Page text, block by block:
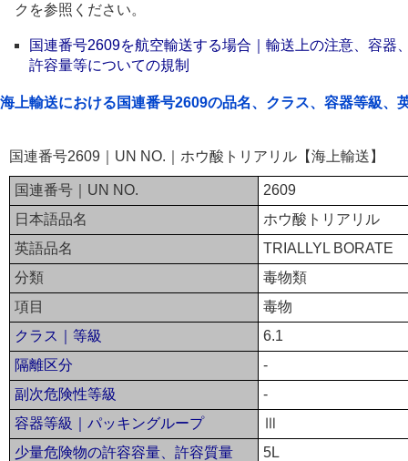
クを参照ください。
国連番号2609を航空輸送する場合｜輸送上の注意、容器
許容量等についての規制
海上輸送における国連番号2609の品名、クラス、容器等級、
国連番号2609｜UN NO.｜ホウ酸トリアリル【海上輸送】
国連番号｜UN NO.
2609
日本語品名
ホウ酸トリアリル
英語品名
TRIALLYL BORATE
分類
毒物類
項目
毒物
クラス｜等級
6.1
隔離区分
-
副次危険性等級
-
容器等級｜パッキングループ
Ⅲ
少量危険物の許容容量、許容質量
5L